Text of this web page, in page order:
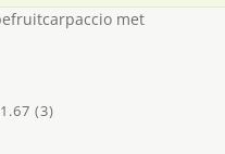
met
1.67 (3)